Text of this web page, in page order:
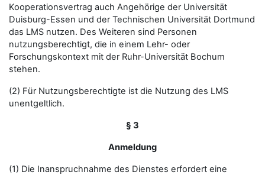
Kooperationsvertrag auch Angehörige der Universität
Duisburg-Essen und der Technischen Universität Dortmund
das LMS nutzen. Des Weiteren sind Personen
nutzungsberechtigt, die in einem Lehr- oder
Forschungskontext mit der Ruhr-Universität Bochum
stehen.
(2) Für Nutzungsberechtigte ist die Nutzung des LMS
unentgeltlich.
§ 3
Anmeldung
(1) Die Inanspruchnahme des Dienstes erfordert eine